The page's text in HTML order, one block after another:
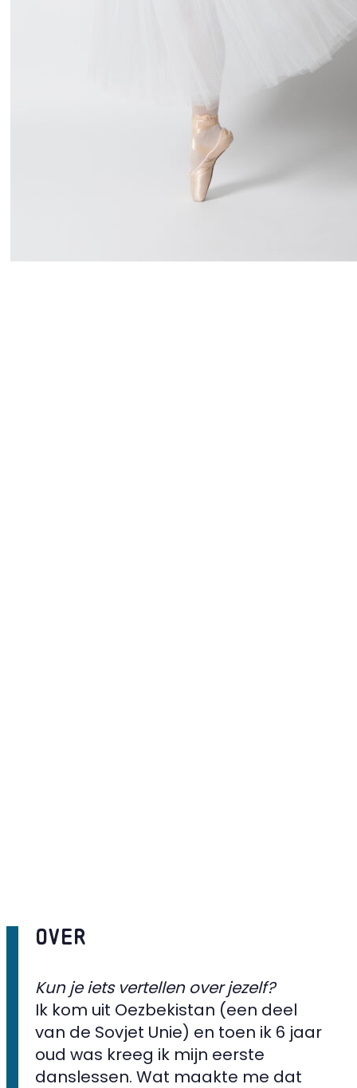
Over
Kun je iets vertellen over jezelf?
Ik kom uit Oezbekistan (een deel
van de Sovjet Unie) en toen ik 6 jaar
oud was kreeg ik mijn eerste
danslessen. Wat maakte me dat